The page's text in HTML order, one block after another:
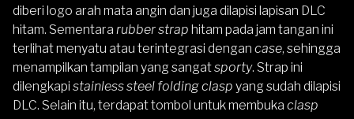
diberi logo arah mata angin dan juga dilapisi lapisan DLC
hitam. Sementara rubber strap hitam pada jam tangan ini
terlihat menyatu atau terintegrasi dengan case, sehingga
menampilkan tampilan yang sangatsporty. Strap ini
dilengkapi stainless steel folding clasp yang sudah dilapisi
DLC. Selain itu, terdapat tombol untuk membuka clasp